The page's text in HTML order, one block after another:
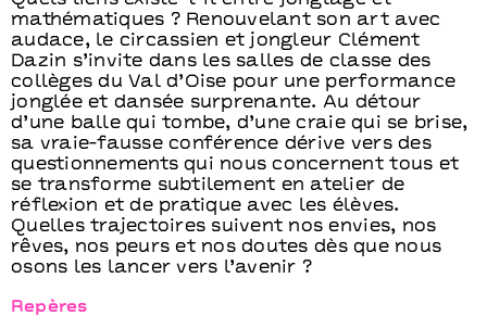
mathématiques ? Renouvelant son art avec
audace, le circassien et jongleur Clément
Dazin s’invite dans les salles de classe des
collèges du Val d’Oise pour une performance
jonglée et dansée surprenante. Au détour
d’une balle qui tombe, d’une craie qui se brise,
sa vraie-fausse conférence dérive vers des
questionnements qui nous concernent tous et
se transforme subtilement en atelier de
réflexion et de pratique avec les élèves.
Quelles trajectoires suivent nos envies, nos
rêves, nos peurs et nos doutes dès que nous
osons les lancer vers l’avenir ?
Repères